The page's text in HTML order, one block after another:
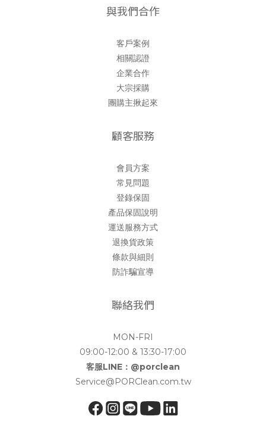
與我們合作
客戶案例
相關認證
企業合作
大宗採購
團購主揪起來
顧客服務
會員方案
常見問題
登錄保固
產品保固說明
運送服務方式
退換貨政策
條款與細則
防詐騙宣導
聯絡我們
MON-FRI
09:00-12:00 & 13:30-17:00
客服LINE：@porclean
Service@PORClean.com.tw